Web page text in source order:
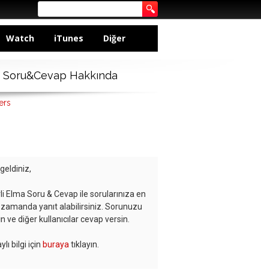
Watch iTunes Diğer
Soru&Cevap Hakkında
Elma Soru & Cevap ile sorularınıza en
zamanda yanıt alabilirsiniz. Sorunuzu
ve diğer kullanıcılar cevap versin.
bilgi için buraya tıklayın.